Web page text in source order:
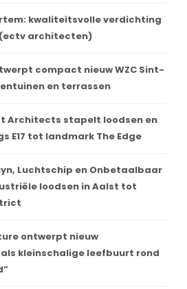
kwaliteitsvolle verdichting
architecten)
compact nieuw WZC Sint-
en terrassen
Architects stapelt loodsen en
E17 tot landmark The Edge
Luchtschip en Onbetaalbaar
loodsen in Aalst tot
ontwerpt nieuw
kleinschalige leefbuurt rond